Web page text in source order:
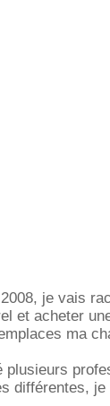
je vais
et acheter
ma
plusieurs
différentes, je